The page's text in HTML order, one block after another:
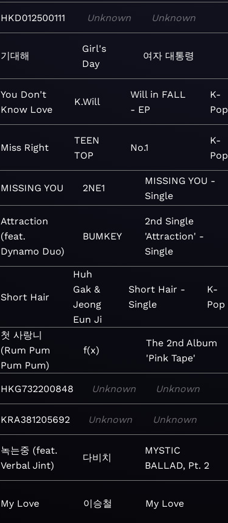
HKD012500111 Unknown Unknown
기대해
Girl's
Day
여자 대통령
You Don't
Know Love
K.Will
Will in FALL
- EP
K-
Pop
Miss Right
TEEN
TOP
No.1
K-
Pop
MISSING YOU 2NE1
MISSING YOU -
Single
Attraction
(feat.
Dynamo Duo)
BUMKEY
2nd Single
'Attraction' -
Single
Short Hair
Huh
Gak &
Jeong
Eun Ji
Short Hair -
Single
K-
Pop
첫 사랑니
(Rum Pum
Pum Pum)
f(x)
The 2nd Album
'Pink Tape'
HKG732200848 Unknown Unknown
KRA381205692 Unknown Unknown
녹는중 (feat.
Verbal Jint)
다비치
MYSTIC
BALLAD, Pt. 2
My Love 이승철 My Love